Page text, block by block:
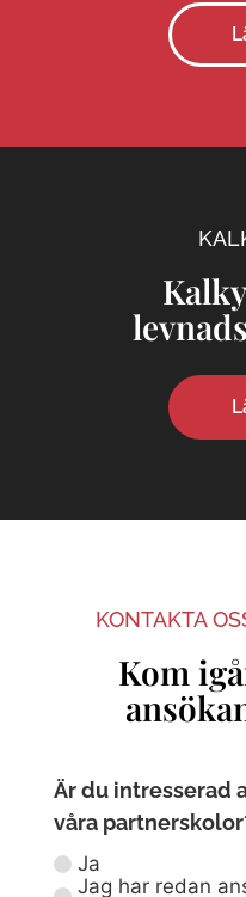
KONTAKTA
Kom
Är du intresserad
våra
Ja
Jag har redan